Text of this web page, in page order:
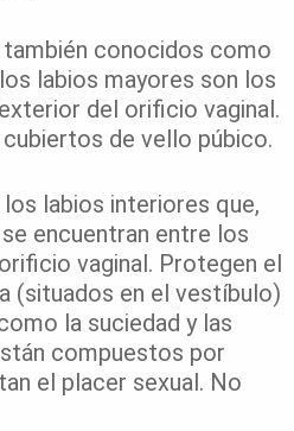
también conocidos como
labios mayores son los
del orificio vaginal.
de vello púbico.
los labios interiores que,
encuentran entre los
vaginal. Protegen el
(situados en el vestíbulo)
la suciedad y las
compuestos por
el placer sexual. No